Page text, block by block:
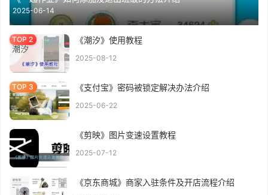
2025-06-14
《潮汐》使用教程
2025-08-12
《支付宝》密码被锁定解决办法介绍
2025-06-22
《剪映》图片变速设置教程
2025-07-12
《京东商城》商家入驻条件及开店流程介绍